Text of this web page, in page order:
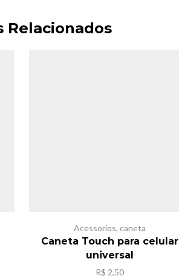
Relacionados
Acessorios, caneta
Caneta Touch para celular
universal
R$ 2,50